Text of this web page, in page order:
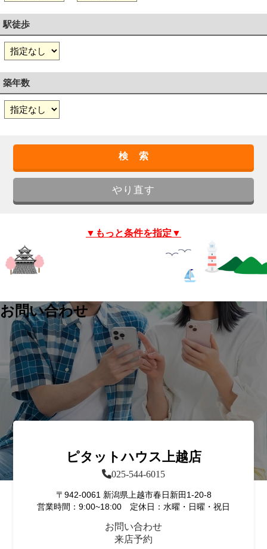
駅徒歩
築年数
▼もっと条件を指定▼
お問い合わせ
ピタットハウス上越店
025-544-6015
〒942-0061 新潟県上越市春日新田1-20-8
営業時間：9:00~18:00 定休日：水曜・日曜・祝日
お問い合わせ
来店予約